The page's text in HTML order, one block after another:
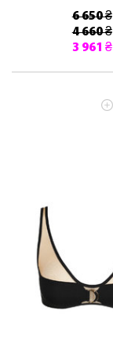
6 650 ₴
4 660 ₴
3 961 ₴